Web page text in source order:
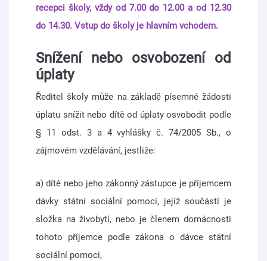
recepci školy, vždy od 7.00 do 12.00 a od 12.30
do 14.30. Vstup do školy je hlavním vchodem.
Snížení nebo osvobození od
úplaty
Ředitel školy může na základě písemné žádosti
úplatu snížit nebo dítě od úplaty osvobodit podle
§ 11 odst. 3 a 4 vyhlášky č. 74/2005 Sb., o
zájmovém vzdělávání, jestliže:
a) dítě nebo jeho zákonný zástupce je příjemcem
dávky státní sociální pomoci, jejíž součástí je
složka na živobytí, nebo je členem domácnosti
tohoto příjemce podle zákona o dávce státní
sociální pomoci,